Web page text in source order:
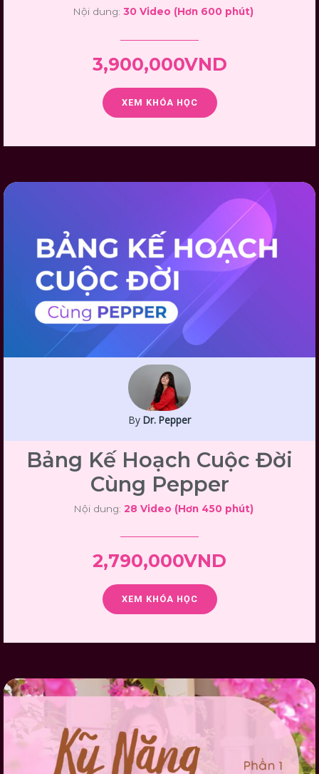
Nội dung: 30 Video (Hơn 600 phút)
3,900,000VND
XEM KHÓA HỌC
ByDr. Pepper
Bảng Kế Hoạch Cuộc Đời
Cùng Pepper
Nội dung: 28 Video (Hơn 450 phút)
2,790,000VND
XEM KHÓA HỌC